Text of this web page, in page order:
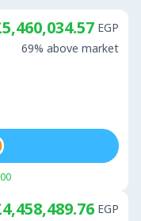
EGP
69% above market
EGP